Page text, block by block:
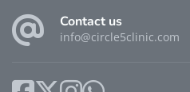
Contact us
info@circle5clinic.com